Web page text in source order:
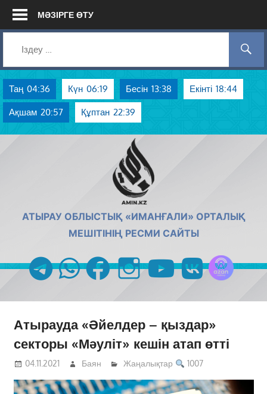
Skip
МӘЗІРГЕ ӨТУ
Таң 04:36 Күн 06:19 Бесін 13:38 Екінті 18:44
Ақшам 20:57 Құптан 22:39
АТЫРАУ ОБЛЫСТЫҚ «ИМАНҒАЛИ» ОРТАЛЫҚ
МЕШІТІНІҢ РЕСМИ САЙТЫ
telegramwhatsappfacebookinstagramyoutubevk
Атырауда «Әйелдер – қыздар»
секторы «Мәуліт» кешін атап өтті
04.11.2021 Баян Жаңалықтар 1007